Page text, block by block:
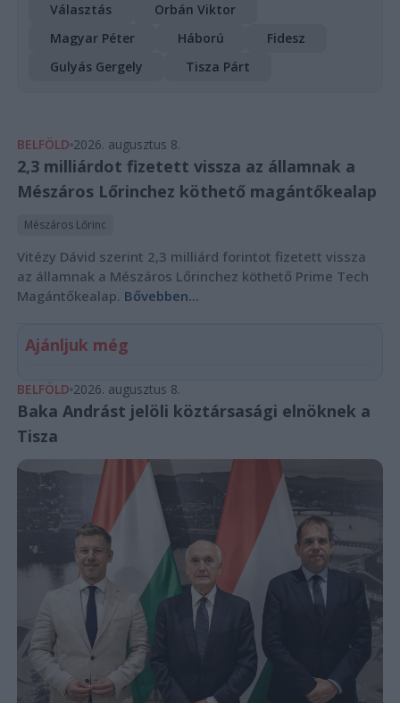
Választás
Orbán Viktor
Magyar Péter
Háború
Fidesz
Gulyás Gergely
Tisza Párt
BELFÖLD 2026. augusztus 8.
2,3 milliárdot fizetett vissza az államnak a
Mészáros Lőrinchez köthető magántőkealap
Mészáros Lőrinc
Vitézy Dávid szerint 2,3 milliárd forintot fizetett vissza
az államnak a Mészáros Lőrinchez köthető Prime Tech
Magántőkealap. Bővebben...
Ajánljuk még
BELFÖLD 2026. augusztus 8.
Baka Andrást jelöli köztársasági elnöknek a
Tisza